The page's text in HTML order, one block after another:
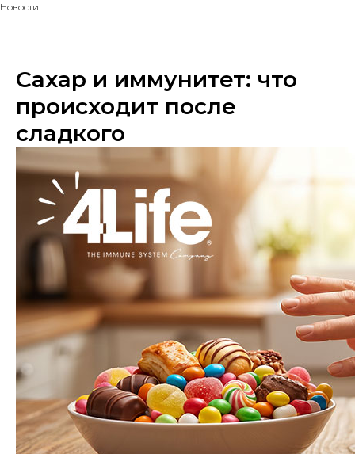
Новости
Cахар и иммунитет: что
происходит после
сладкого